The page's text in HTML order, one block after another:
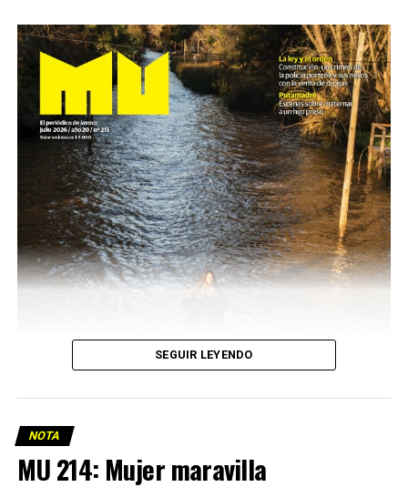
SEGUIR LEYENDO
NOTA
MU 214: Mujer maravilla